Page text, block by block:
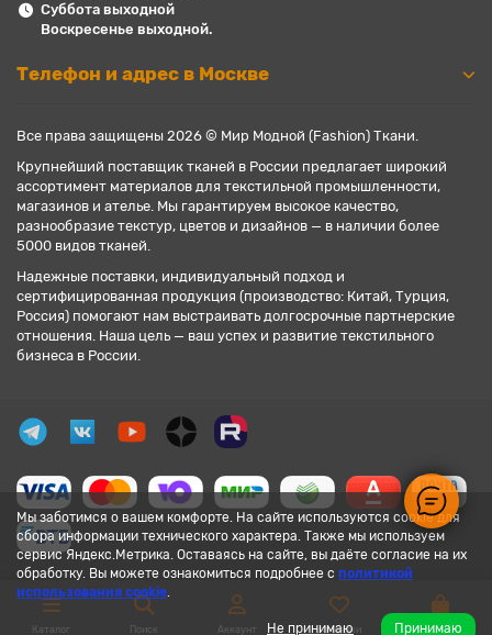
Мы заботимся о вашем комфорте. На сайте используются cookie для
сбора информации технического характера. Также мы используем
сервис Яндекс.Метрика. Оставаясь на сайте, вы даёте согласие на их
обработку. Вы можете ознакомиться подробнее с политикой
использования cookie.
Не принимаю Принимаю
Суббота выходной
Воскресенье выходной.
Телефон и адрес в Москве
Все права защищены 2026 © Мир Модной (Fashion) Ткани.
Крупнейший поставщик тканей в России предлагает широкий
ассортимент материалов для текстильной промышленности,
магазинов и ателье. Мы гарантируем высокое качество,
разнообразие текстур, цветов и дизайнов — в наличии более
5000 видов тканей.
Надежные поставки, индивидуальный подход и
сертифицированная продукция (производство: Китай, Турция,
Россия) помогают нам выстраивать долгосрочные партнерские
отношения. Наша цель — ваш успех и развитие текстильного
бизнеса в России.
Каталог Поиск Аккаунт Закладки Корзина